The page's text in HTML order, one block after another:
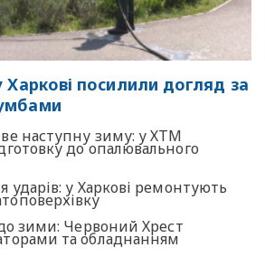
Харкові посилили догляд за
наступну зиму: у ХТМ
до опалювального
ударів: у Харкові ремонтують
до зими: Червоний Хрест
та обладнанням